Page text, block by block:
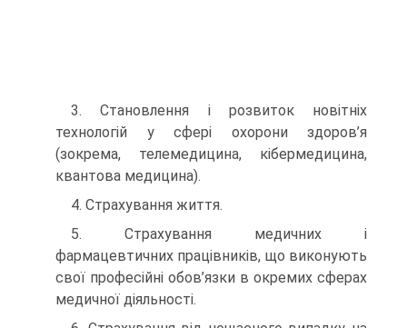
3. Становлення і розвиток новітніх
технологій у сфері охо­рони здоров’я
(зокрема, телемедицина, кібермедицина,
квантова медицина).
4. Страхування життя.
5. Страхування медичних і
фармацевтичних працівників, що виконують
свої професійні обов’язки в окремих сферах
медичної діяльності.